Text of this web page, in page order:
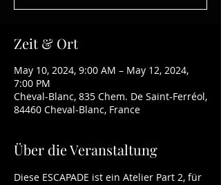
Zeit & Ort
May 10, 2024, 9:00 AM – May 12, 2024,
7:00 PM
Cheval-Blanc, 835 Chem. De Saint-Ferréol,
84460 Cheval-Blanc, France
Über die Veranstaltung
Diese ESCAPADE ist ein Atelier Part 2, für